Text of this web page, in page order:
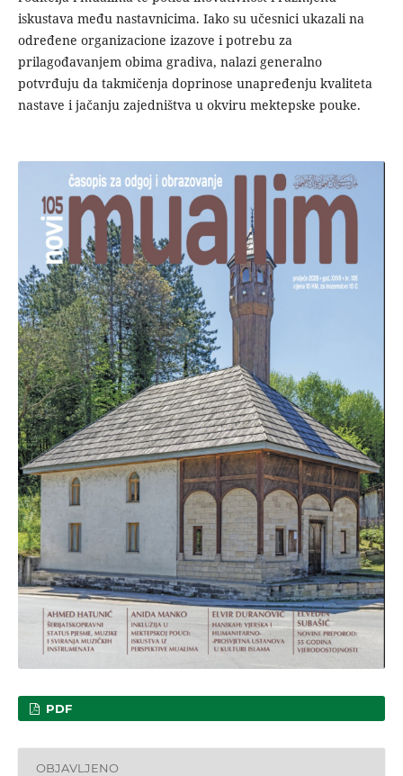
iskustava među nastavnicima. Iako su učesnici ukazali na
određene organizacione izazove i potrebu za
prilagođavanjem obima gradiva, nalazi generalno
potvrđuju da takmičenja doprinose unapređenju kvaliteta
nastave i jačanju zajedništva u okviru mektepske pouke.
PDF
OBJAVLJENO